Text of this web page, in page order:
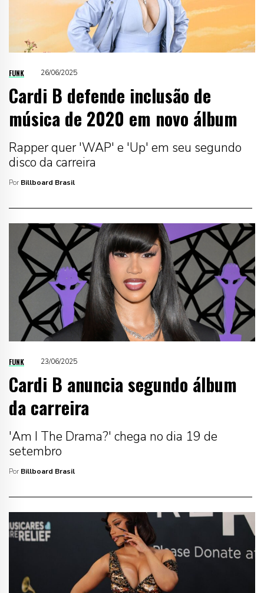
FUNK 26/06/2025
Cardi B defende inclusão de
música de 2020 em novo álbum
Rapper quer 'WAP' e 'Up' em seu segundo
disco da carreira
Por Billboard Brasil
FUNK 23/06/2025
Cardi B anuncia segundo álbum
da carreira
'Am I The Drama?' chega no dia 19 de
setembro
Por Billboard Brasil